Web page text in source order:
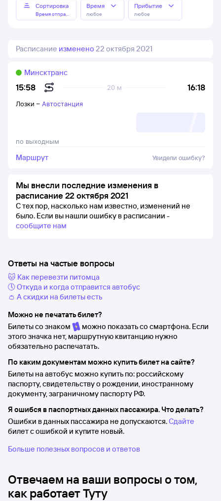
Сортировка
Время отправления
Время
любое
Прибытие
любое
Расписание изменено 22 октября 2021
15:58 16:18
20 м
Минсктранс
по выходным
Лозки – Автостанция
Маршрут Увидели ошибку?
Мы внесли последние изменения в
расписание 22 октября 2021
С тех пор, насколько нам известно, изменений не
было. Если вы нашли ошибку в расписании -
сообщите нам
Ответы на частые вопросы
🐱 Как перевезти питомца
🕔 Откуда и когда отправится автобус
👛 А скидки на билеты есть
Можно не печатать билет?
Билеты со знаком
можно показать со смартфона. Если
этого значка нет, маршрутную квитанцию нужно
обязательно распечатать.
По каким документам можно купить билет на сайте?
Билеты на автобус можно купить по: российскому
паспорту, свидетельству о рождении, иностранному
документу, заграничному паспорту РФ.
Я ошибся в паспортных данных пассажира. Что делать?
Ошибки в данных пассажира не допускаются.Сдайте
билет с ошибкой и купите новый.
Больше полезных вопросов и ответов
Отвечаем на ваши вопросы о том,
как работает Туту